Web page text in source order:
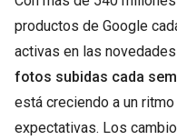
productos de Google
activas en las
fotos subidas cada
está creciendo a un
expectativas. Los